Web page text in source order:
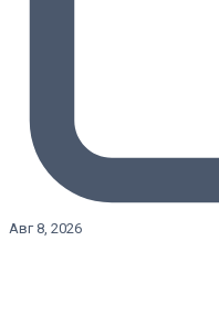
Авг 8, 2026